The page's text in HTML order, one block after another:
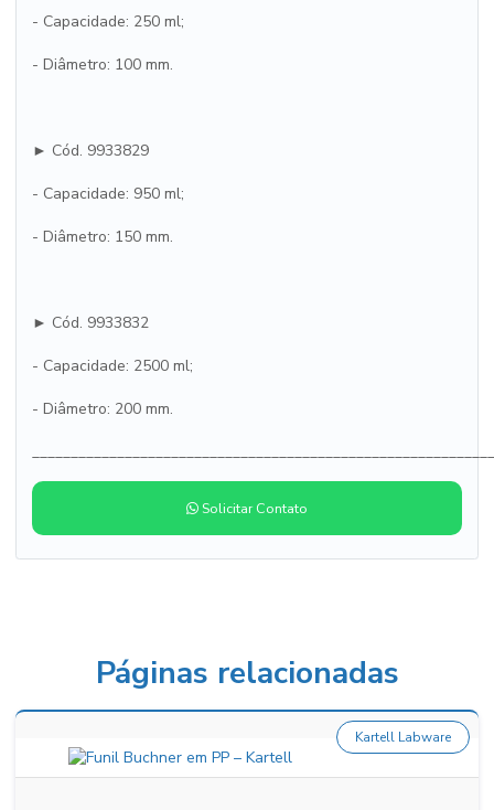
- Capacidade: 250 ml;
- Diâmetro: 100 mm.
► Cód. 9933829
- Capacidade: 950 ml;
- Diâmetro: 150 mm.
► Cód. 9933832
- Capacidade: 2500 ml;
- Diâmetro: 200 mm.
Solicitar Contato
Páginas relacionadas
Kartell Labware